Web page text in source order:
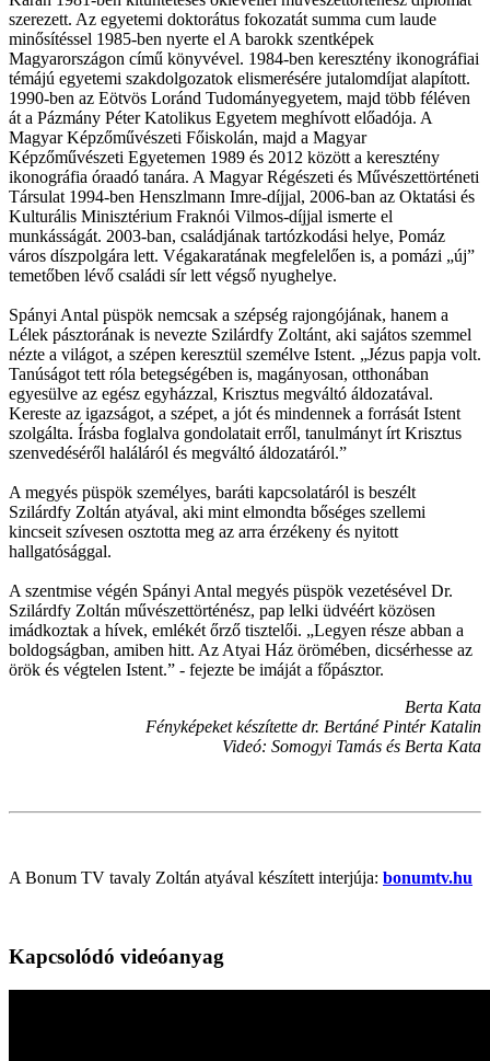
szerezett. Az egyetemi doktorátus fokozatát summa cum laude
minősítéssel 1985-ben nyerte el A barokk szentképek
Magyarországon című könyvével. 1984-ben keresztény ikonográfiai
témájú egyetemi szakdolgozatok elismerésére jutalomdíjat alapított.
1990-ben az Eötvös Loránd Tudományegyetem, majd több féléven
át a Pázmány Péter Katolikus Egyetem meghívott előadója. A
Magyar Képzőművészeti Főiskolán, majd a Magyar
Képzőművészeti Egyetemen 1989 és 2012 között a keresztény
ikonográfia óraadó tanára. A Magyar Régészeti és Művészettörténeti
Társulat 1994-ben Henszlmann Imre-díjjal, 2006-ban az Oktatási és
Kulturális Minisztérium Fraknói Vilmos-díjjal ismerte el
munkásságát. 2003-ban, családjának tartózkodási helye, Pomáz
város díszpolgára lett. Végakaratának megfelelően is, a pomázi „új”
temetőben lévő családi sír lett végső nyughelye.
Spányi Antal püspök nemcsak a szépség rajongójának, hanem a
Lélek pásztorának is nevezte Szilárdfy Zoltánt, aki sajátos szemmel
nézte a világot, a szépen keresztül személve Istent. „Jézus papja volt.
Tanúságot tett róla betegségében is, magányosan, otthonában
egyesülve az egész egyházzal, Krisztus megváltó áldozatával.
Kereste az igazságot, a szépet, a jót és mindennek a forrását Istent
szolgálta. Írásba foglalva gondolatait erről, tanulmányt írt Krisztus
szenvedéséről haláláról és megváltó áldozatáról.”
A megyés püspök személyes, baráti kapcsolatáról is beszélt
Szilárdfy Zoltán atyával, aki mint elmondta bőséges szellemi
kincseit szívesen osztotta meg az arra érzékeny és nyitott
hallgatósággal.
A szentmise végén Spányi Antal megyés püspök vezetésével Dr.
Szilárdfy Zoltán művészettörténész, pap lelki üdvéért közösen
imádkoztak a hívek, emlékét őrző tisztelői. „Legyen része abban a
boldogságban, amiben hitt. Az Atyai Ház örömében, dicsérhesse az
örök és végtelen Istent.” - fejezte be imáját a főpásztor.
Berta Kata
Fényképeket készítette dr. Bertáné Pintér Katalin
Videó: Somogyi Tamás és Berta Kata
A Bonum TV tavaly Zoltán atyával készített interjúja: bonumtv.hu
Kapcsolódó videóanyag